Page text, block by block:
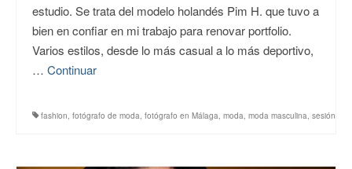
estudio. Se trata del modelo holandés Pim H. que tuvo a
bien en confiar en mi trabajo para renovar portfolio.
Varios estilos, desde lo más casual a lo más deportivo,
… Continuar
fashion, fotógrafo de moda, fotógrafo en Málaga, moda, moda masculina, sesión